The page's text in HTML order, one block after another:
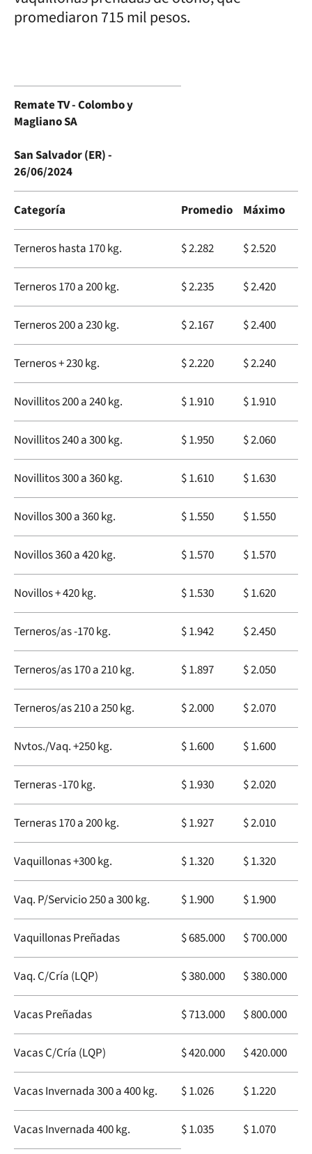
promediaron 715 mil pesos.
Remate TV - Colombo y
Magliano SA
San Salvador (ER) -
26/06/2024
Categoría Promedio Máximo
Terneros hasta 170 kg. $ 2.282 $ 2.520
Terneros 170 a 200 kg. $ 2.235 $ 2.420
Terneros 200 a 230 kg. $ 2.167 $ 2.400
Terneros + 230 kg. $ 2.220 $ 2.240
Novillitos 200 a 240 kg. $ 1.910 $ 1.910
Novillitos 240 a 300 kg. $ 1.950 $ 2.060
Novillitos 300 a 360 kg. $ 1.610 $ 1.630
Novillos 300 a 360 kg. $ 1.550 $ 1.550
Novillos 360 a 420 kg. $ 1.570 $ 1.570
Novillos + 420 kg. $ 1.530 $ 1.620
Terneros/as -170 kg. $ 1.942 $ 2.450
Terneros/as 170 a 210 kg. $ 1.897 $ 2.050
Terneros/as 210 a 250 kg. $ 2.000 $ 2.070
Nvtos./Vaq. +250 kg. $ 1.600 $ 1.600
Terneras -170 kg. $ 1.930 $ 2.020
Terneras 170 a 200 kg. $ 1.927 $ 2.010
Vaquillonas +300 kg. $ 1.320 $ 1.320
Vaq. P/Servicio 250 a 300 kg. $ 1.900 $ 1.900
Vaquillonas Preñadas $ 685.000 $ 700.000
Vaq. C/Cría (LQP) $ 380.000 $ 380.000
Vacas Preñadas $ 713.000 $ 800.000
Vacas C/Cría (LQP) $ 420.000 $ 420.000
Vacas Invernada 300 a 400 kg. $ 1.026 $ 1.220
Vacas Invernada 400 kg. $ 1.035 $ 1.070